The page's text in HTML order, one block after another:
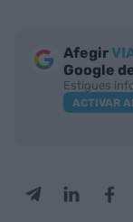
Afegir
Google
Estigues
ACTIVAR